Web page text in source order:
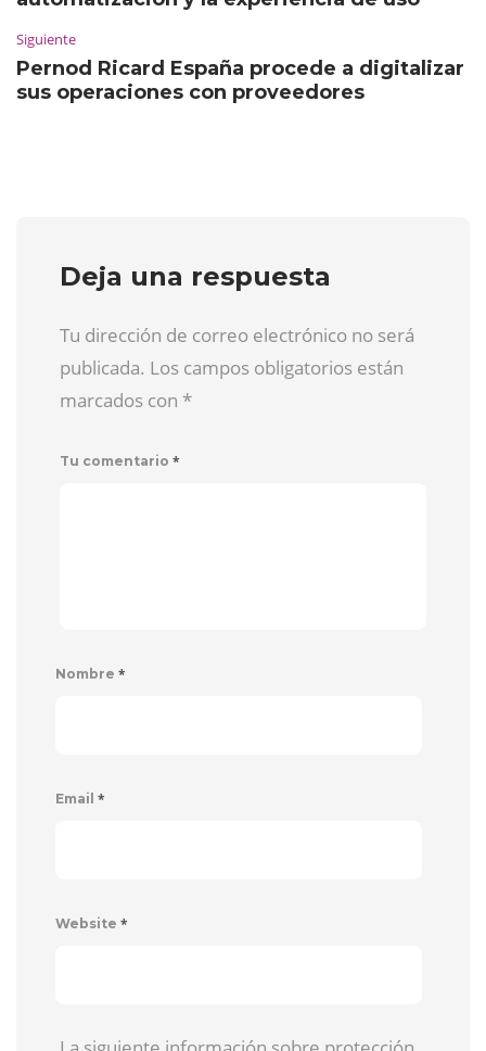
Siguiente
Pernod Ricard España procede a digitalizar
sus operaciones con proveedores
Deja una respuesta
Tu dirección de correo electrónico no será
publicada. Los campos obligatorios están
marcados con *
Tu comentario *
Nombre *
Email *
Website *